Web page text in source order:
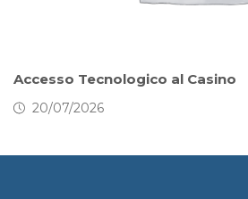
Accesso Tecnologico al Casino
20/07/2026